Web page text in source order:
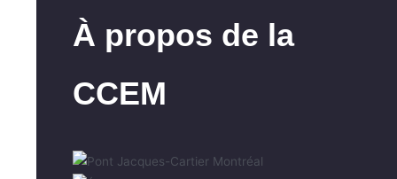
À propos de la
CCEM